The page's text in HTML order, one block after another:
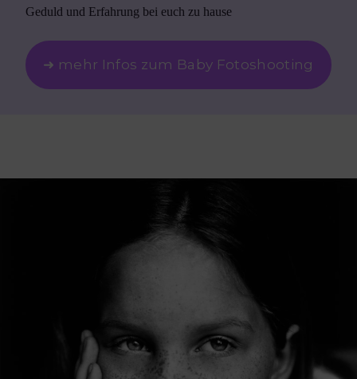
Geduld und Erfahrung bei euch zu hause
➜ mehr Infos zum Baby Fotoshooting